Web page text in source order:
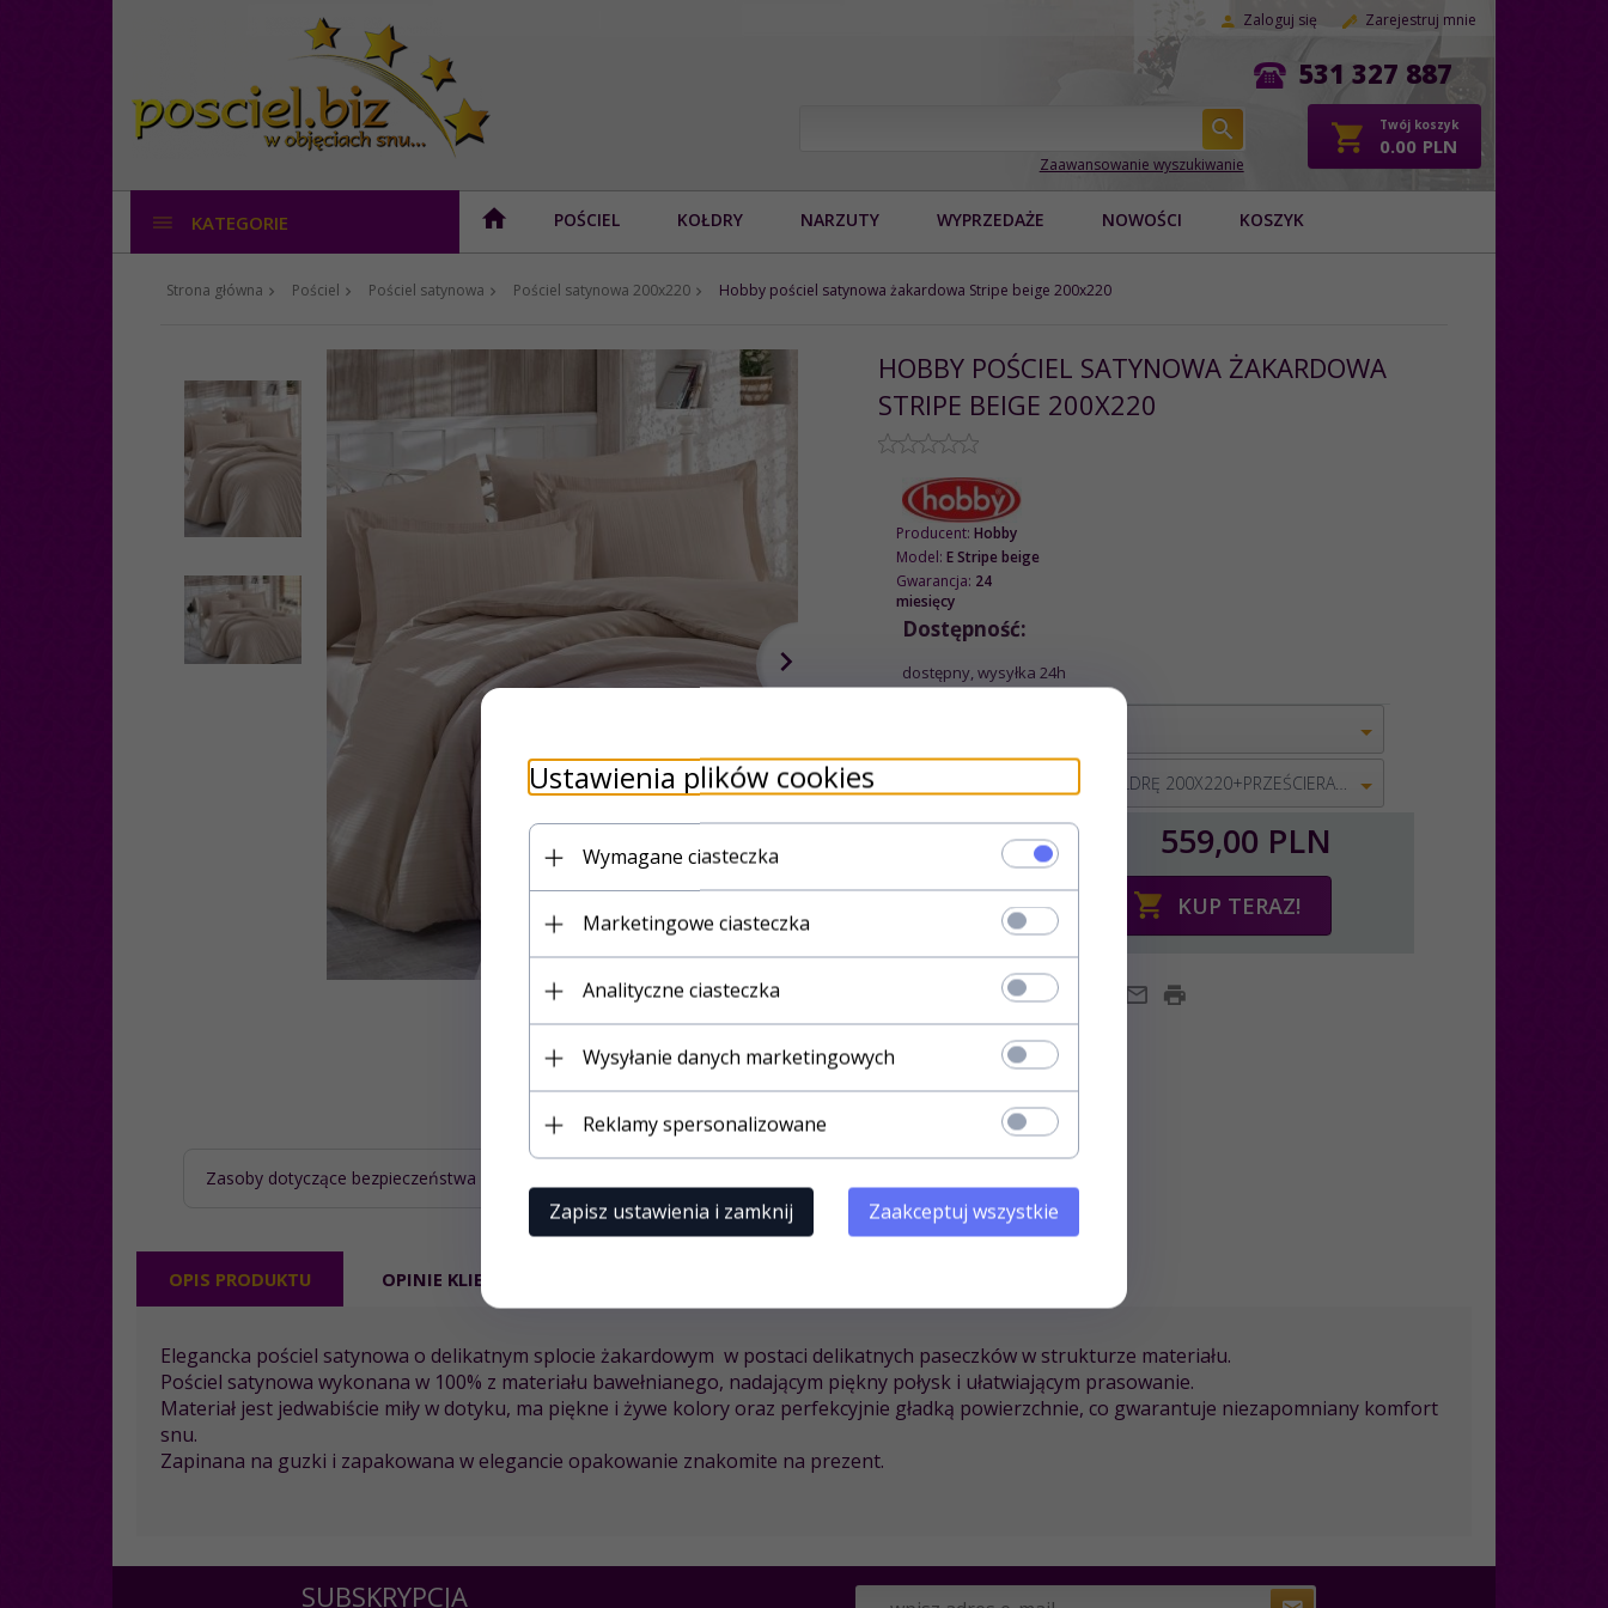
Zaloguj się Zarejestruj mnie
531 327 887
Zaawansowanie wyszukiwanie
Twój koszyk
0.00 PLN
KATEGORIE POŚCIEL KOŁDRY NARZUTY WYPRZEDAŻE NOWOŚCI KOSZYK
Strona główna Pościel Pościel satynowa Pościel satynowa 200x220 Hobby pościel satynowa żakardowa Stripe beige 200x220
Zasoby dotyczące bezpieczeństwa i produktów
HOBBY POŚCIEL SATYNOWA ŻAKARDOWA
STRIPE BEIGE 200X220
Producent: Hobby
Model: E Stripe beige
Gwarancja: 24
miesięcy
Dostępność:
dostępny, wysyłka 24h
Rozmiar:
options[1]
559,00 PLN
KUP TERAZ!
OPIS PRODUKTU OPINIE KLIENTÓW
Elegancka pościel satynowa o delikatnym splocie żakardowym w postaci delikatnych paseczków w strukturze materiału.
Pościel satynowa wykonana w 100% z materiału bawełnianego, nadającym piękny połysk i ułatwiającym prasowanie.
Materiał jest jedwabiście miły w dotyku, ma piękne i żywe kolory oraz perfekcyjnie gładką powierzchnie, co gwarantuje niezapomniany komfort
snu.
Zapinana na guzki i zapakowana w elegancie opakowanie znakomite na prezent.
SUBSKRYPCJA
Ustawienia plików cookies
Wymagane ciasteczka
Marketingowe ciasteczka
Analityczne ciasteczka
Wysyłanie danych marketingowych
Reklamy spersonalizowane
Zapisz ustawienia i zamknij Zaakceptuj wszystkie